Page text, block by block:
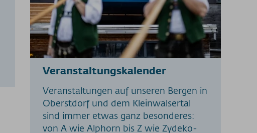
Veranstaltungskalender
Veranstaltungen auf unseren Bergen in
Oberstdorf und dem Kleinwalsertal
sind immer etwas ganz besonderes:
von A wie Alphorn bis Z wie Zydeko-